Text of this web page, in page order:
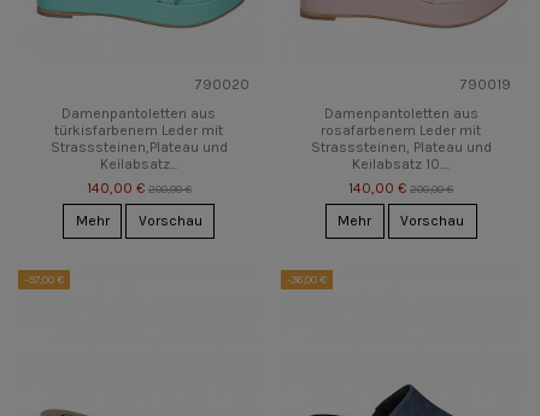
790020
Damenpantoletten aus
türkisfarbenem Leder mit
Strasssteinen,Plateau und
Keilabsatz...
140,00 € 200,00 €
Mehr Vorschau
790019
Damenpantoletten aus
rosafarbenem Leder mit
Strasssteinen, Plateau und
Keilabsatz 10....
140,00 € 200,00 €
Mehr Vorschau
-97,00 € -36,00 €